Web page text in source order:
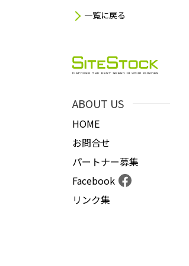
一覧に戻る
ABOUT US
HOME
お問合せ
パートナー募集
Facebook
リンク集